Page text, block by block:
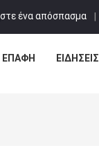
ένα απόσπασμα |
ΕΠΑΦΉ ΕΙΔΗΣΕΙΣ